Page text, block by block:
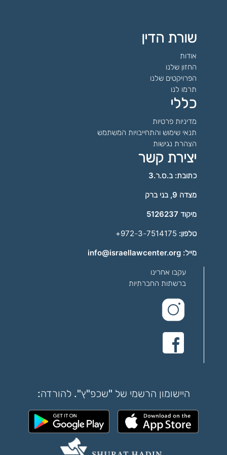
שם המקום או האדם:
פרטי האירוע:
שם המקום או האדם:
פרטי האירוע:
מסגרת האירוע:
סוג האירוע:
שם המקום או האדם:
כתובת:
מסגרת האירוע:
סוג האירוע:
שם המקום או האדם:
פרטי האירוע:
עיר:
מסגרת האירוע:
סוג האירוע:
פרטי האירוע:
שורת הדין
אודות
החזון שלנו
הפרויקטים שלנו
תרמו לנו
כללי
מדיניות פרטיות
תנאי שימוש והתחייבויות המשתמש
הצהרת נגישות
יצירת קשר
כתובת: ב.ס.ר.3
מצדה 9, בני ברק
מיקוד 5126237
טלפון:
מייל: info@israellawcenter.org
עקבו אחרינו
ברשתות החברתיות
היישומון הרשמי של "שכפ"ץ". להורדה: